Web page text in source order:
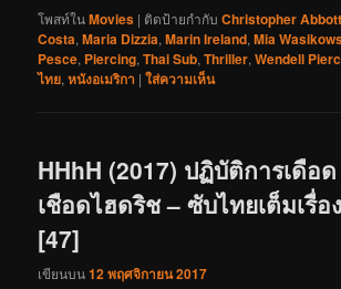
โพสท์ในMovies | ติดป้ายกำกับ Christopher Abbott
Costa,Maria Dizzia,Marin Ireland,Mia
Pesce, Piercing,Thai Sub,Thriller,Wendell
ไทย,หนังอเมริกา |ใส่ความเห็น
HHhH (2017) ปฏิบัติการเดือด
เชือดไฮดริช – ซับไทยเต็มเรื่อง
[47]
เขียนบน12 พฤศจิกายน 2017